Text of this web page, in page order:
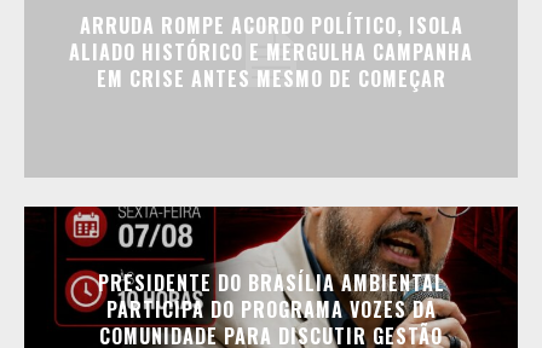
ARRUDA ROMPE ACORDO POLÍTICO, ISOLA
ALIADO HISTÓRICO E MERGULHA CAMPANHA
EM CRISE ANTES MESMO DE COMEÇAR
PRESIDENTE DO BRASÍLIA AMBIENTAL
PARTICIPA DO PROGRAMA VOZES DA
COMUNIDADE PARA DISCUTIR GESTÃO